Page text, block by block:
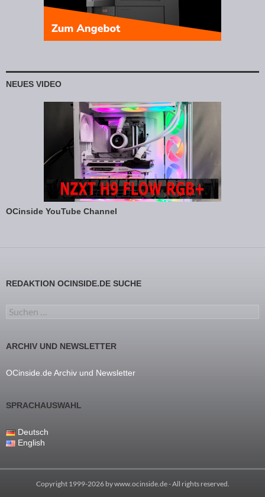
NEUES VIDEO
OCinside YouTube Channel
REDAKTION OCINSIDE.DE SUCHE
Suchen nach:
ARCHIV UND NEWSLETTER
OCinside.de Archiv und Newsletter
SPRACHAUSWAHL
Deutsch
English
Copyright 1999-2026 bywww.ocinside.de- All rights reserved.